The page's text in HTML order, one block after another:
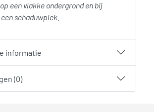
een vlakke ondergrond en bij
schaduwplek.
informatie
(0)